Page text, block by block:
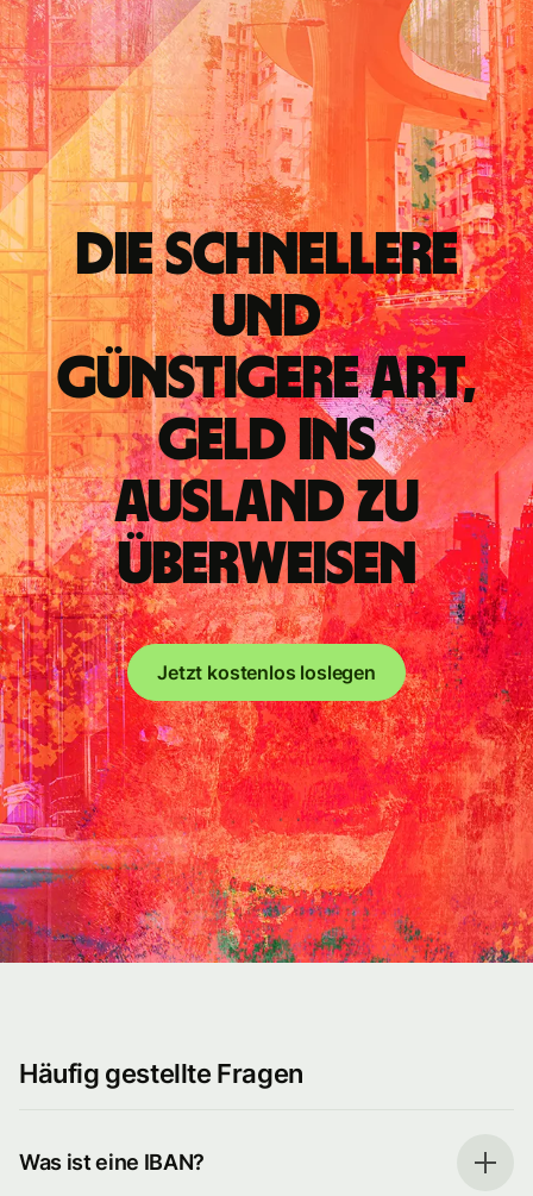
Die schnellere
und
günstigere Art,
Geld ins
Ausland zu
überweisen
Jetzt kostenlos loslegen
Häufig gestellte Fragen
Was ist eine IBAN?